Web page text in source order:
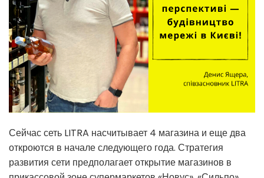
Сейчас сеть LITRA насчитывает 4 магазина и еще два
откроются в начале следующего года. Стратегия
развития сети предполагает открытие магазинов в